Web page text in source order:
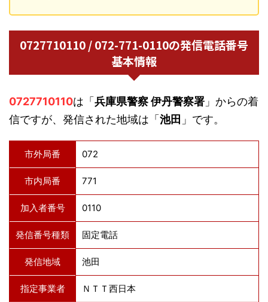
0727710110 / 072-771-0110の発信電話番号
基本情報
0727710110は「兵庫県警察 伊丹警察署 」からの着
信ですが、発信された地域は「池田 」です。
市外局番 072
市内局番 771
加入者番号 0110
発信番号種類 固定電話
発信地域 池田
指定事業者 ＮＴＴ西日本